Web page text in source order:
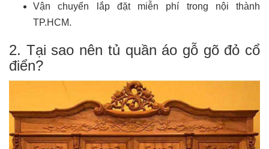
Vận chuyển lắp đặt miễn phí trong nội thành
TP.HCM.
2. Tại sao nên tủ quần áo gỗ gõ đỏ cổ
điển?